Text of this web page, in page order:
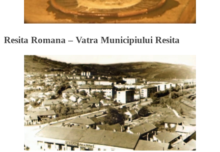
Resita Romana – Vatra Municipiului Resita